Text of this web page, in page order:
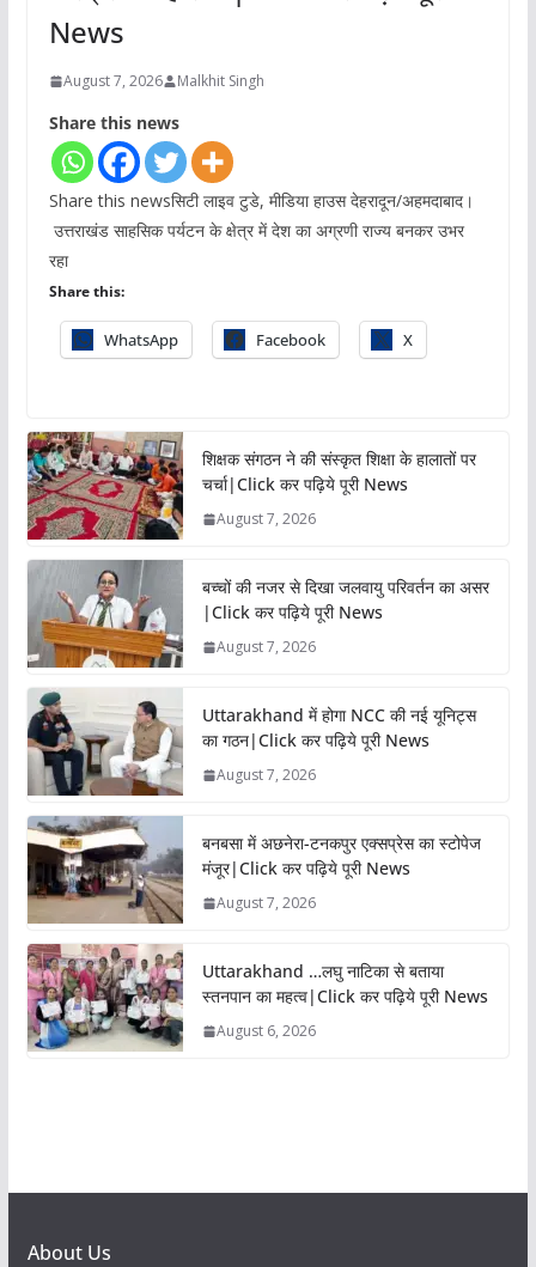
News
August 7, 2026 Malkhit Singh
Share this news
Share this newsसिटी लाइव टुडे, मीडिया हाउस देहरादून/अहमदाबाद।
उत्तराखंड साहसिक पर्यटन के क्षेत्र में देश का अग्रणी राज्य बनकर उभर
रहा
Share this:
WhatsApp Facebook X
शिक्षक संगठन ने की संस्कृत शिक्षा के हालातों पर
चर्चा|Click कर पढ़िये पूरी News
August 7, 2026
बच्चों की नजर से दिखा जलवायु परिवर्तन का असर
|Click कर पढ़िये पूरी News
August 7, 2026
Uttarakhand में होगा NCC की नई यूनिट्स
का गठन|Click कर पढ़िये पूरी News
August 7, 2026
बनबसा में अछनेरा-टनकपुर एक्सप्रेस का स्टोपेज
मंजूर|Click कर पढ़िये पूरी News
August 7, 2026
Uttarakhand …लघु नाटिका से बताया
स्तनपान का महत्व|Click कर पढ़िये पूरी News
August 6, 2026
About Us